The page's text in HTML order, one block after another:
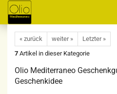
« zurück weiter »
Letzter »
7 Artikel in dieser Kategorie
Olio Mediterraneo
Geschenkidee